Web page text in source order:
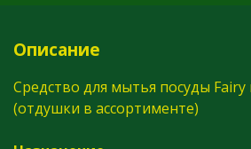
Описание
Средство для мытья посуды
(отдушки в ассортименте)